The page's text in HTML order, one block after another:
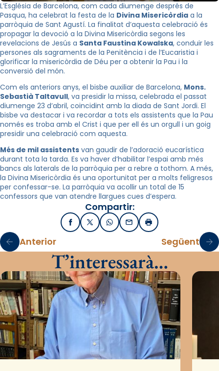
L’Església de Barcelona, com cada diumenge després de
Pasqua, ha celebrat la festa de la Divina Misericòrdia a la
parròquia de Sant Agustí. La finalitat d’aquesta celebració és
propagar la devoció a la Divina Misericòrdia segons les
revelacions de Jesús a Santa Faustina Kowalska, conduir les
persones als sagraments de la Penitència i de l’Eucaristia i
glorificar la misericòrdia de Déu per a obtenir la Pau i la
conversió del món.
Com els anteriors anys, el bisbe auxiliar de Barcelona, Mons.
Sebastià Taltavull, va presidir la missa, celebrada el passat
diumenge 23 d’abril, coincidint amb la diada de Sant Jordi. El
bisbe va destacar i va recordar a tots els assistents que la Pau
només es troba amb el Crist i que per ell és un orgull i un goig
presidir una celebració com aquesta.
Més de mil assistents van gaudir de l’adoració eucarística
durant tota la tarda. Es va haver d’habilitar l’espai amb més
bancs als laterals de la parròquia per a rebre a tothom. A més,
la Divina Misericòrdia és una oportunitat per a molts feligresos
per confessar-se. La parròquia va acollir un total de 15
confessors que van atendre llargues cues d’espera.
Compartir:
FacebookX / TwitterWhatsApp
EmailImprimir
Anterior Següent
T’interessarà…